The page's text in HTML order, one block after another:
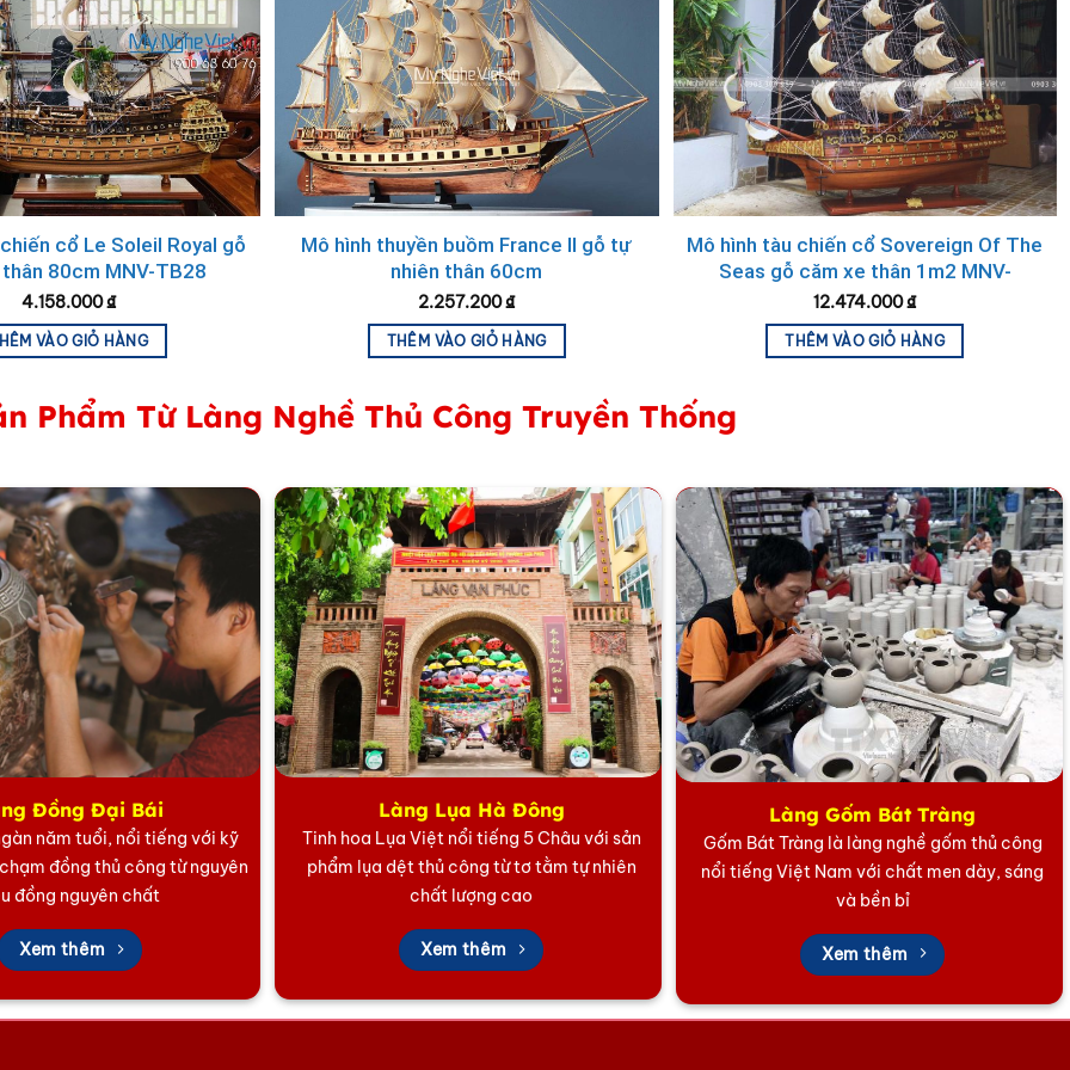
có đầy đủ các bộ phận trên tàu. Quan sát hình ảnh, có thể thấy được từng chi tiết được làm không hề sơ sài
đồng, những chiếc hộp, rương cũng được cắt mài tỉ mỉ và đánh bóng kĩ lưỡng.
cổ Le Soleil Royal gỗ
80cm MNV-TB28
4.158.000₫
VÀO GIỎ HÀNG
Mô hình thuyền buồm France II gỗ tự
nhiên thân 60cm
2.257.200₫
THÊM VÀO GIỎ HÀNG
Mô hình tàu chiến cổ Sovereign Of The
Seas gỗ căm xe thân 1m2 MNV-
TB14/1m2
12.474.000₫
THÊM VÀO GIỎ HÀNG
Phẩm Từ Làng Nghề Thủ Công Truyền Thống
Đồng Đại Bái
năm tuổi, nổi tiếng với kỹ
đồng thủ công từ nguyên
đồng nguyên chất
Xem thêm
Làng Lụa Hà Đông
Tinh hoa Lụa Việt nổi tiếng 5 Châu với sản
phẩm lụa dệt thủ công từ tơ tằm tự nhiên
chất lượng cao
Xem thêm
Làng Gốm Bát Tràng
Gốm Bát Tràng là làng nghề gốm thủ công
nổi tiếng Việt Nam với chất men dày, sáng
và bền bỉ
Xem thêm